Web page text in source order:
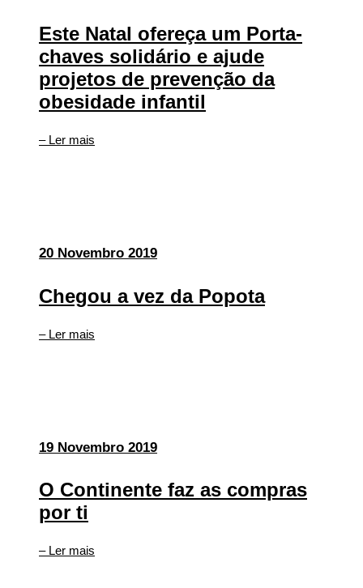
Este Natal ofereça um Porta-
chaves solidário e ajude
projetos de prevenção da
obesidade infantil
– Ler mais
20 Novembro 2019
Chegou a vez da Popota
– Ler mais
19 Novembro 2019
O Continente faz as compras
por ti
– Ler mais